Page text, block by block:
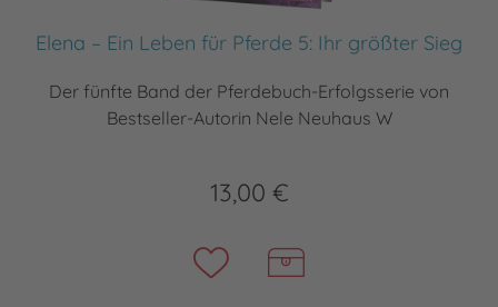
Elena – Ein Leben für Pferde 5: Ihr größter Sieg
Der fünfte Band der Pferdebuch-Erfolgsserie von
Bestseller-Autorin Nele Neuhaus W
13,00 €